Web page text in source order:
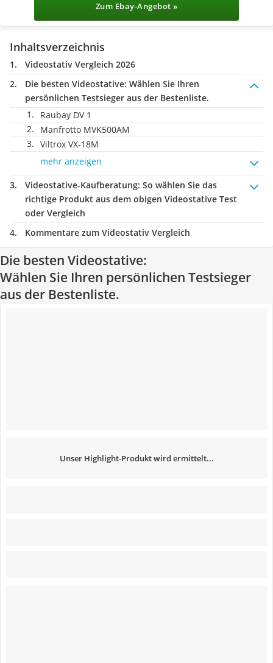
Zum Ebay-Angebot »
Inhaltsverzeichnis
Videostativ Vergleich 2026
Die besten Videostative: Wählen Sie Ihren
persönlichen Testsieger aus der Bestenliste.
Raubay DV 1
Manfrotto MVK500AM
Viltrox VX-18M
mehr anzeigen
Videostative-Kaufberatung: So wählen Sie das
richtige Produkt aus dem obigen Videostative Test
oder Vergleich
Kommentare zum Videostativ Vergleich
Die besten Videostative:
Wählen Sie Ihren persönlichen Testsieger
aus der Bestenliste.
Unser Highlight-Produkt wird ermittelt...